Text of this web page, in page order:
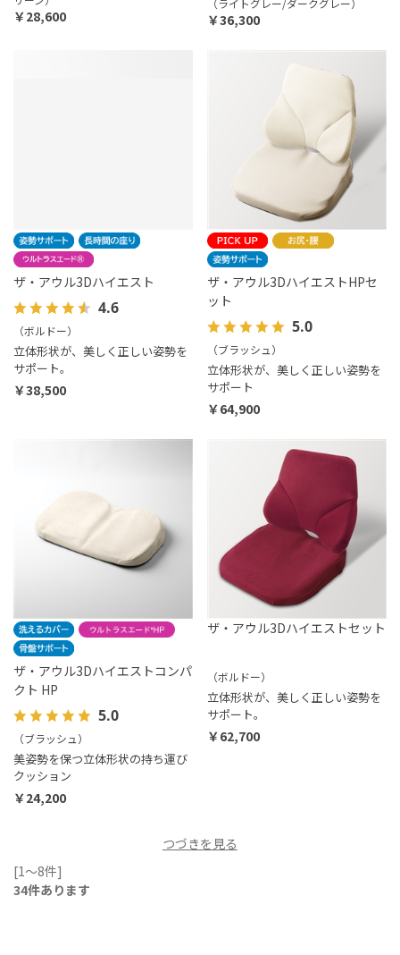
￥28,600
（ライトグレー/ダークグレー）
￥36,300
ザ・アウル3Dハイエスト
4.6
（ボルドー）
立体形状が、美しく正しい姿勢を
サポート。
￥38,500
ザ・アウル3DハイエストHPセ
ット
5.0
（ブラッシュ）
立体形状が、美しく正しい姿勢を
サポート
￥64,900
ザ・アウル3Dハイエストコンパ
クト HP
5.0
（ブラッシュ）
美姿勢を保つ立体形状の持ち運び
クッション
￥24,200
ザ・アウル3Dハイエストセット
（ボルドー）
立体形状が、美しく正しい姿勢を
サポート。
￥62,700
つづきを見る
[1～8件]
34件あります